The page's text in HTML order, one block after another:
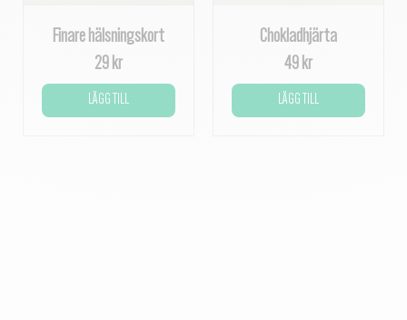
Finare hälsningskort
29 kr
LÄGG TILL
Chokladhjärta
49 kr
LÄGG TILL